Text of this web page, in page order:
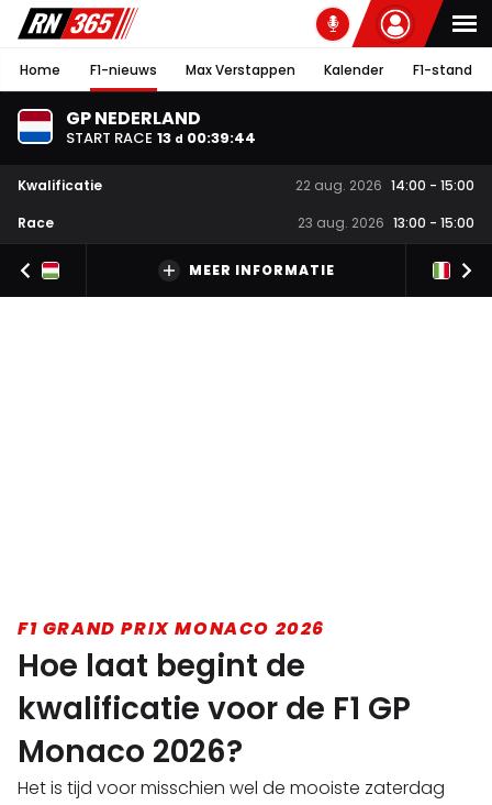
Home F1-nieuws Max Verstappen Kalender F1-stand
GP NEDERLAND
START RACE 13 d 00:39:43
Kwalificatie 22 aug. 2026 14:00 - 15:00
Race
23 aug. 2026 13:00 - 15:00
MEER INFORMATIE
F1 GRAND PRIX MONACO 2026
Hoe laat begint de
kwalificatie voor de F1 GP
Monaco 2026?
Het is tijd voor misschien wel de mooiste zaterdag